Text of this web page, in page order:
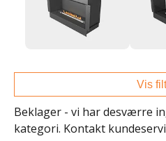
Vis
Beklager - vi har desværre
kategori. Kontakt